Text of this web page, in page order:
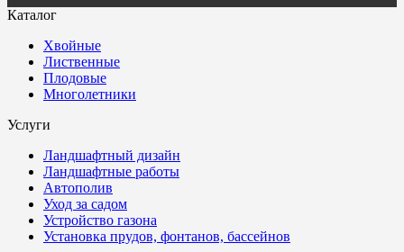
Каталог
Хвойные
Лиственные
Плодовые
Многолетники
Услуги
Ландшафтный дизайн
Ландшафтные работы
Автополив
Уход за садом
Устройство газона
Установка прудов, фонтанов, бассейнов